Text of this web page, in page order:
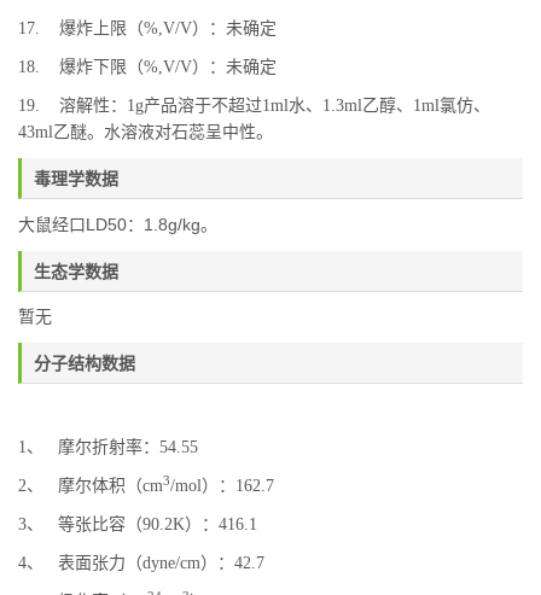
17. 爆炸上限（%,V/V）：未确定
18. 爆炸下限（%,V/V）：未确定
19. 溶解性：1g产品溶于不超过1ml水、1.3ml乙醇、1ml氯仿、
43ml乙醚。水溶液对石蕊呈中性。
毒理学数据
大鼠经口LD50：1.8g/kg。
生态学数据
暂无
分子结构数据
1、 摩尔折射率：54.55
2、 摩尔体积（cm3/mol）：162.7
3、 等张比容（90.2K）：416.1
4、 表面张力（dyne/cm）：42.7